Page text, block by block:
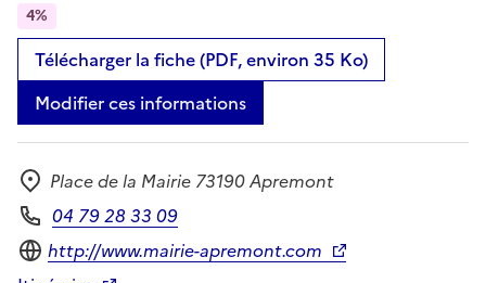
4%
Télécharger la fiche (PDF, environ 35 Ko)
Modifier ces informations
Adresse
Place de la Mairie 73190 Apremont
Téléphone
04 79 28 33 09
Site internet
http://www.mairie-apremont.com